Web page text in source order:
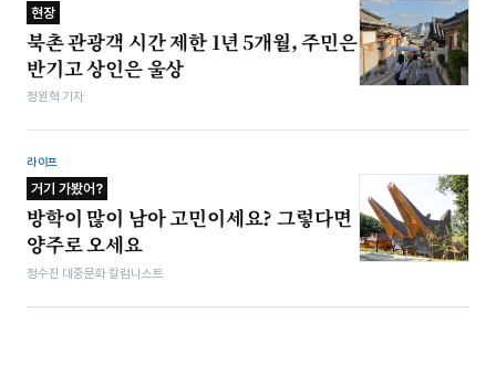
현장
북촌 관광객 시간 제한 1년 5개월, 주민은
반기고 상인은 울상
정원혁 기자
라이프
거기 가봤어?
방학이 많이 남아 고민이세요? 그렇다면
양주로 오세요
정수진 대중문화 칼럼니스트